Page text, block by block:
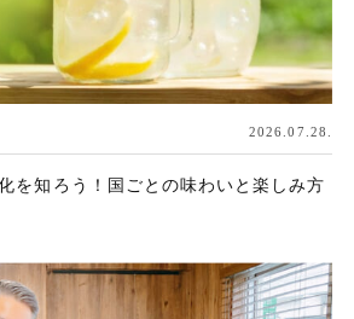
2026.07.28.
を知ろう！国ごとの味わいと楽しみ方